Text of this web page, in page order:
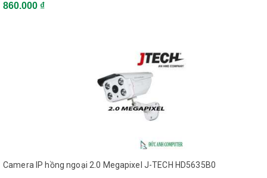
860.000 ₫
Camera IP hồng ngoại 2.0 Megapixel J-TECH HD5635B0